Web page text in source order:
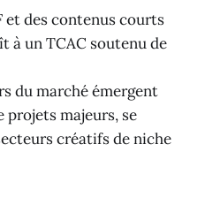
et des contenus courts
à un TCAC soutenu de
du marché émergent
majeurs, se
créatifs de niche